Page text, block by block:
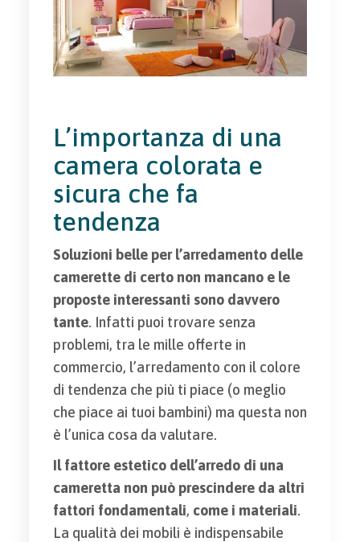
L’importanza di una
camera colorata e
sicura che fa
tendenza
Soluzioni belle per l’arredamento delle
camerette di certo non mancano e le
proposte interessanti sono davvero
tante. Infatti puoi trovare senza
problemi, tra le mille offerte in
commercio, l’arredamento con il colore
di tendenza che più ti piace (o meglio
che piace ai tuoi bambini) ma questa non
è l’unica cosa da valutare.
Il fattore estetico dell’arredo di una
cameretta non può prescindere da altri
fattori fondamentali, come i materiali.
La qualità dei mobili è indispensabile